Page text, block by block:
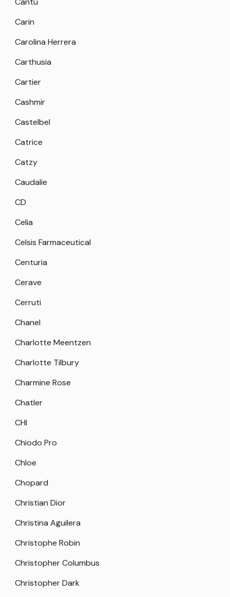
Carin
Carolina Herrera
Carthusia
Cartier
Cashmir
Castelbel
Catrice
Catzy
Caudalie
CD
Celia
Celsis Farmaceutical
Centuria
Cerave
Cerruti
Chanel
Charlotte Meentzen
Charlotte Tilbury
Charmine Rose
Chatler
CHI
Chiodo Pro
Chloe
Chopard
Christian Dior
Christina Aguilera
Christophe Robin
Christopher Columbus
Christopher Dark